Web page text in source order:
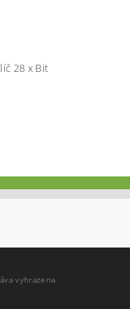
28 x Bit
vyhrazena